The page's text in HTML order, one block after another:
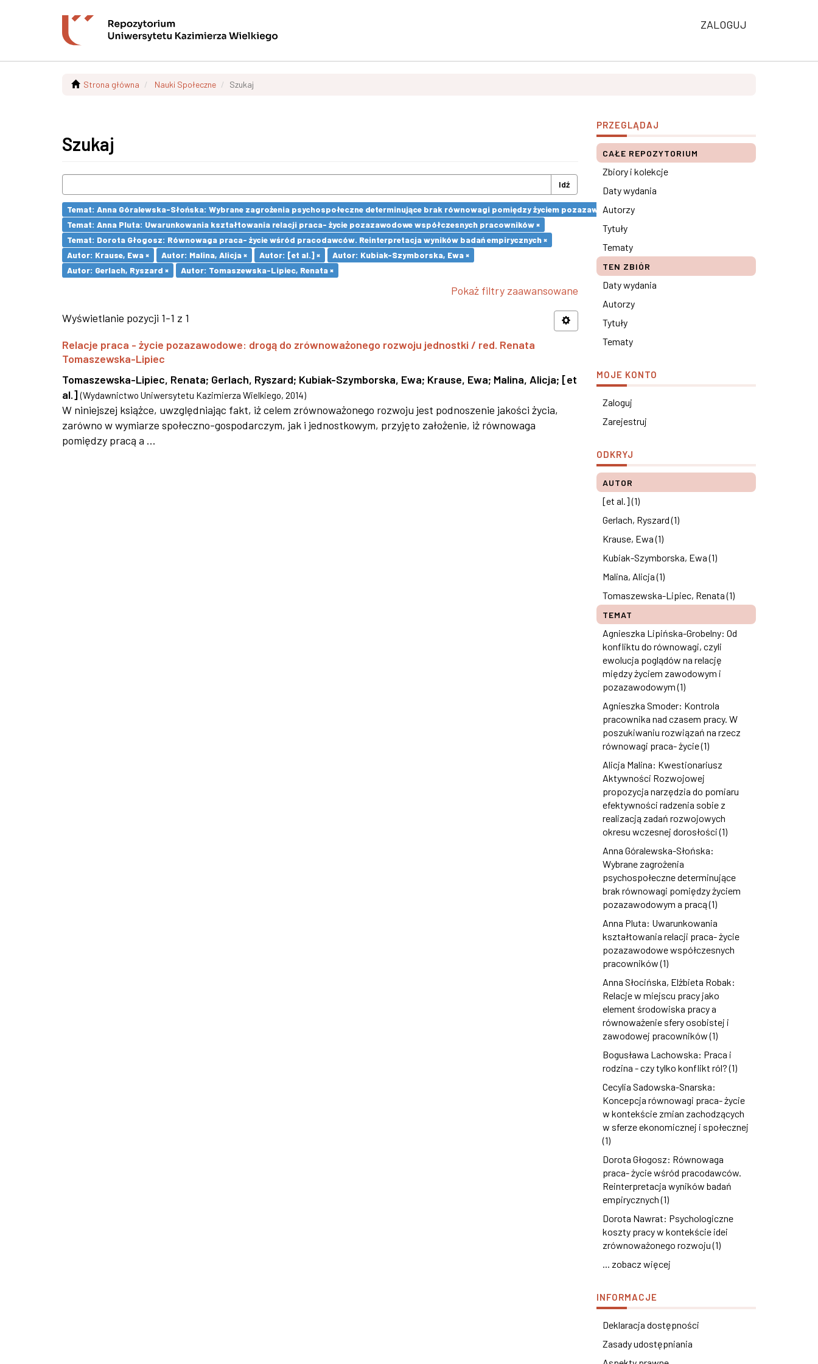
ZALOGUJ
Strona główna Nauki Społeczne Szukaj
Szukaj
Idź
Temat: Anna Góralewska-Słońska: Wybrane zagrożenia psychospołeczne determinujące brak równowagi pomiędzy życiem pozazawodowym a pracą ×
Temat: Anna Pluta: Uwarunkowania kształtowania relacji praca- życie pozazawodowe współczesnych pracowników ×
Temat: Dorota Głogosz: Równowaga praca- życie wśród pracodawców. Reinterpretacja wyników badań empirycznych ×
Autor: Krause, Ewa ×
Autor: Malina, Alicja × Autor: [et al.] ×
Autor: Kubiak-Szymborska, Ewa ×
Autor: Gerlach, Ryszard ×
Autor: Tomaszewska-Lipiec, Renata ×
Pokaż filtry zaawansowane
Wyświetlanie pozycji 1-1 z 1
Relacje praca - życie pozazawodowe: drogą do zrównoważonego rozwoju jednostki / red. Renata
Tomaszewska-Lipiec
Tomaszewska-Lipiec, Renata; Gerlach, Ryszard; Kubiak-Szymborska, Ewa; Krause, Ewa; Malina, Alicja; [et
al.] (Wydawnictwo Uniwersytetu Kazimierza Wielkiego, 2014)
W niniejszej książce, uwzględniając fakt, iż celem zrównoważonego rozwoju jest podnoszenie jakości życia,
zarówno w wymiarze społeczno-gospodarczym, jak i jednostkowym, przyjęto założenie, iż równowaga
pomiędzy pracą a ...
PRZEGLĄDAJ
CAŁE REPOZYTORIUM
Zbiory i kolekcje
Daty wydania
Autorzy
Tytuły
Tematy
TEN ZBIÓR
Daty wydania
Autorzy
Tytuły
Tematy
MOJE KONTO
Zaloguj
Zarejestruj
ODKRYJ
AUTOR
[et al.] (1)
Gerlach, Ryszard (1)
Krause, Ewa (1)
Kubiak-Szymborska, Ewa (1)
Malina, Alicja (1)
Tomaszewska-Lipiec, Renata (1)
TEMAT
Agnieszka Lipińska-Grobelny: Od
konfliktu do równowagi, czyli
ewolucja poglądów na relację
między życiem zawodowym i
pozazawodowym (1)
Agnieszka Smoder: Kontrola
pracownika nad czasem pracy. W
poszukiwaniu rozwiązań na rzecz
równowagi praca- życie (1)
Alicja Malina: Kwestionariusz
Aktywności Rozwojowej
propozycja narzędzia do pomiaru
efektywności radzenia sobie z
realizacją zadań rozwojowych
okresu wczesnej dorosłości (1)
Anna Góralewska-Słońska:
Wybrane zagrożenia
psychospołeczne determinujące
brak równowagi pomiędzy życiem
pozazawodowym a pracą (1)
Anna Pluta: Uwarunkowania
kształtowania relacji praca- życie
pozazawodowe współczesnych
pracowników (1)
Anna Słocińska, Elżbieta Robak:
Relacje w miejscu pracy jako
element środowiska pracy a
równoważenie sfery osobistej i
zawodowej pracowników (1)
Bogusława Lachowska: Praca i
rodzina - czy tylko konflikt ról? (1)
Cecylia Sadowska-Snarska:
Koncepcja równowagi praca- życie
w kontekście zmian zachodzących
w sferze ekonomicznej i społecznej
(1)
Dorota Głogosz: Równowaga
praca- życie wśród pracodawców.
Reinterpretacja wyników badań
empirycznych (1)
Dorota Nawrat: Psychologiczne
koszty pracy w kontekście idei
zrównoważonego rozwoju (1)
... zobacz więcej
INFORMACJE
Deklaracja dostępności
Zasady udostępniania